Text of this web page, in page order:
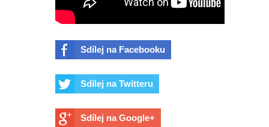
Avengers: Endgame. A bude Tom
Spider-Man: Zbrusu nový den - Lidé
mohou na kina nadávat jak chtějí,
Sdílej na Facebooku
Sdílej na Twitteru
Sdílej na Google+